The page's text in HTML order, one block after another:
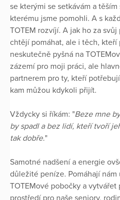
se kterými se setkávám a
kterému jsme pomohli. A s
TOTEM rozvíjí. A jak ho za
chtějí pomáhat, ale i těch,
neskutečně pyšná na
zázemí pro moji práci, ale
partnerem pro ty, kteří
kam můžou kdykoli přijít.
Vždycky si říkám: "Beze mne
by spadl a bez lidí, kteří tvoří
tak dobře."
Samotné nadšení a energie
důležité peníze. Pomáhají
TOTEMové pobočky a vytvářet
prostředí pro naše seniory,